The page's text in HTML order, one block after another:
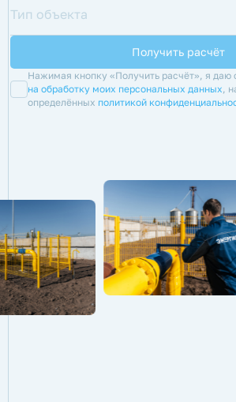
Нажимая кнопку «Получить расчёт», я даю
на обработку моих персональных данных,
определённых политикой